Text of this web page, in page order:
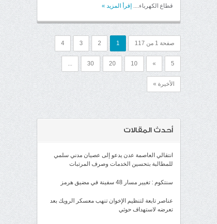
قطاع الكهرباء.... إقرأ المزيد »
صفحة 1 من 117 1
2
3
4
5
»
10
20
30
...
الأخيرة »
أحدث المقالات
انتقالي العاصمة عدن يدعو إلى عصيان مدني سلمي
للمطالبة بتحسين الخدمات وصرف المرتبات
سنتكوم : تغيير مسار 48 سفينة في مضيق هرمز
عناصر تابعة لتنظيم الإخوان تنهب معسكر الرويك بعد
تعرضه لاستهداف حوثي